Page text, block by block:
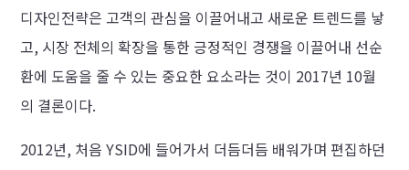
디자인전략은 고객의 관심을 이끌어내고 새로운 트렌드를 낳
고, 시장 전체의 확장을 통한 긍정적인 경쟁을 이끌어내 선순
환에 도움을 줄 수 있는 중요한 요소라는 것이 2017년 10월
의 결론이다.
2012년, 처음 YSID에 들어가서 더듬더듬 배워가며 편집하던